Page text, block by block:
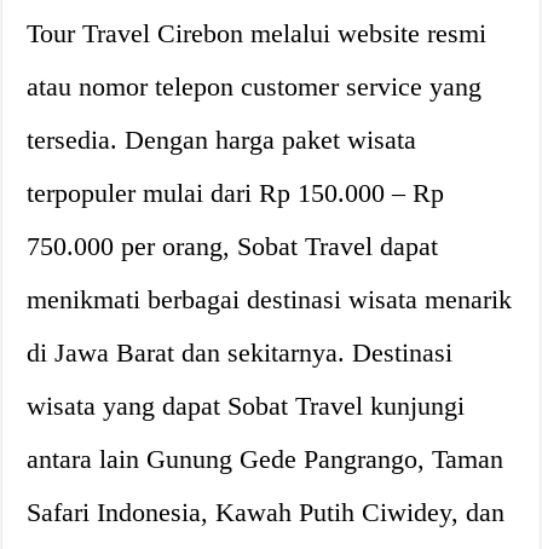
Tour Travel Cirebon melalui website resmi
atau nomor telepon customer service yang
tersedia. Dengan harga paket wisata
terpopuler mulai dari Rp 150.000 – Rp
750.000 per orang, Sobat Travel dapat
menikmati berbagai destinasi wisata menarik
di Jawa Barat dan sekitarnya. Destinasi
wisata yang dapat Sobat Travel kunjungi
antara lain Gunung Gede Pangrango, Taman
Safari Indonesia, Kawah Putih Ciwidey, dan